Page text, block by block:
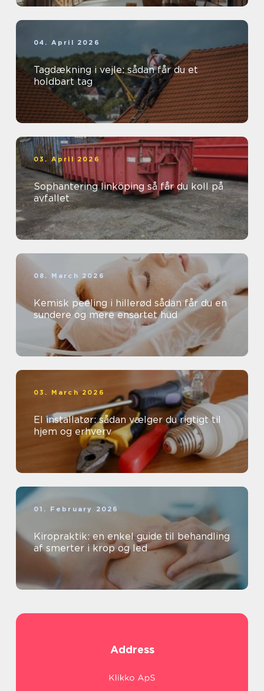
04. April 2026
Tagdækning i vejle: sådan får du et
holdbart tag
03. April 2026
Sophantering linköping så får du koll på
avfallet
08. March 2026
Kemisk peeling i hillerød sådan får du en
sundere og mere ensartet hud
03. March 2026
El installatør: sådan vælger du rigtigt til
hjem og erhverv
01. February 2026
Kiropraktik: en enkel guide til behandling
af smerter i krop og led
Address